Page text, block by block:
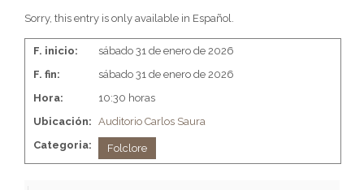
Sorry, this entry is only available in Español.
F. inicio:
sábado 31 de enero de 2026
F. fin:
sábado 31 de enero de 2026
Hora:
10:30 horas
Ubicación: Auditorio Carlos Saura
Categoria:
Folclore